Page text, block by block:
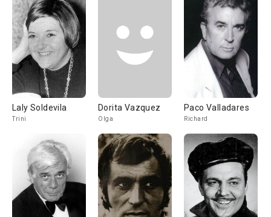
Laly Soldevila
Trini
Dorita Vazquez
Olga
Paco Valladares
Richard